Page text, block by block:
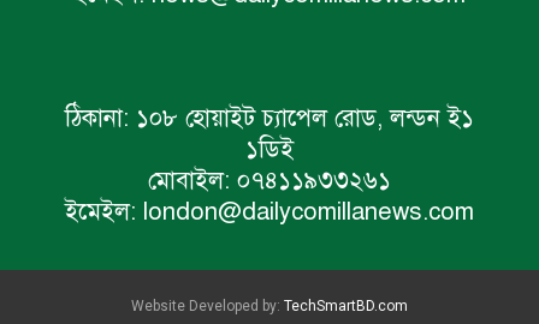
ঠিকানা: ১০৮ হোয়াইট চ্যাপেল রোড, লন্ডন ই১
১ডিই
মোবাইল: ০৭৪১১৯৩৩২৬১
ইমেইল: london@dailycomillanews.com
Website Developed by: TechSmartBD.com